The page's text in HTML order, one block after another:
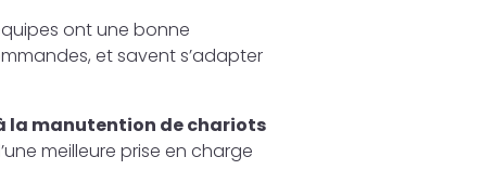
ont une bonne
et savent s’adapter
la manutention de chariots
meilleure prise en charge